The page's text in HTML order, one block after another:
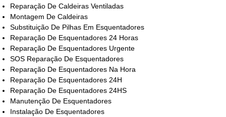
Reparação De Caldeiras Ventiladas
Montagem De Caldeiras
Substituição De Pilhas Em Esquentadores
Reparação De Esquentadores 24 Horas
Reparação De Esquentadores Urgente
SOS Reparação De Esquentadores
Reparação De Esquentadores Na Hora
Reparação De Esquentadores 24H
Reparação De Esquentadores 24HS
Manutenção De Esquentadores
Instalação De Esquentadores